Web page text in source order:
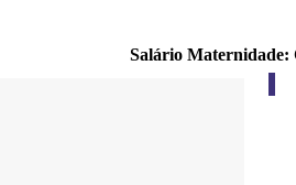
Salário Maternidade: